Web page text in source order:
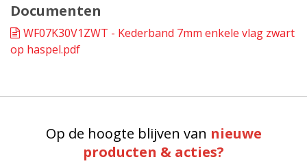
Documenten
WF07K30V1ZWT - Kederband 7mm enkele vlag zwart
op haspel.pdf
Op de hoogte blijven van nieuwe
producten & acties?